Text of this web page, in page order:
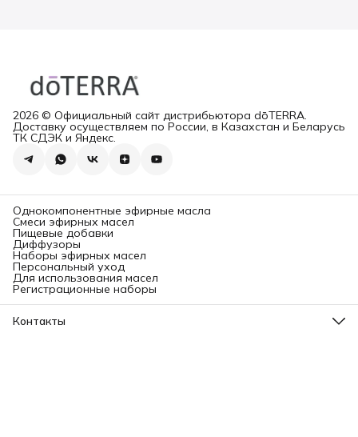
2026 © Официальный сайт дистрибьютора dōTERRA.
Доставку осуществляем по России, в Казахстан и Беларусь
ТК СДЭК и Яндекс.
Однокомпонентные эфирные масла
Смеси эфирных масел
Пищевые добавки
Диффузоры
Наборы эфирных масел
Персональный уход
Для использования масел
Регистрационные наборы
Контакты